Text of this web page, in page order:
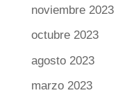
noviembre 2023
octubre 2023
agosto 2023
marzo 2023